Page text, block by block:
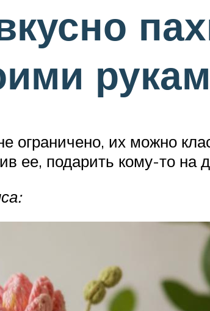
ограничено, их можно
ее, подарить кому-то на